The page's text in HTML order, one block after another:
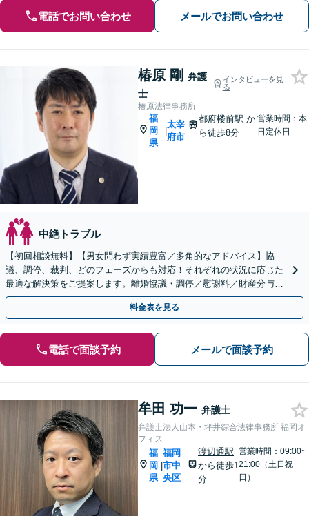
電話でお問い合わせ メールでお問い合わせ
椿原 剛 弁護
士
インタビューを見
る
椿原法律事務所
福
岡
県
|
太宰
府市
都府楼前駅 か
ら徒歩8分
営業時間：本
日定休日
中絶トラブル
【初回相談無料】【男女問わず実績豊富／多角的なアドバイス】協
議、調停、裁判、どのフェーズからも対応！それぞれの状況に応じた
最適な解決策をご提案します。離婚協議・調停／慰謝料／財産分与／
親権・養育費・面会交流／婚姻費用【休日・夜間相談可】
料金表を見る
電話で面談予約 メールで面談予約
牟田 功一 弁護士
弁護士法人山本・坪井綜合法律事務所 福岡オ
フィス
福
岡
県
|
福岡
市中
央区
渡辺通駅
から徒歩1
分
営業時間：09:00~
21:00（土日祝
日）